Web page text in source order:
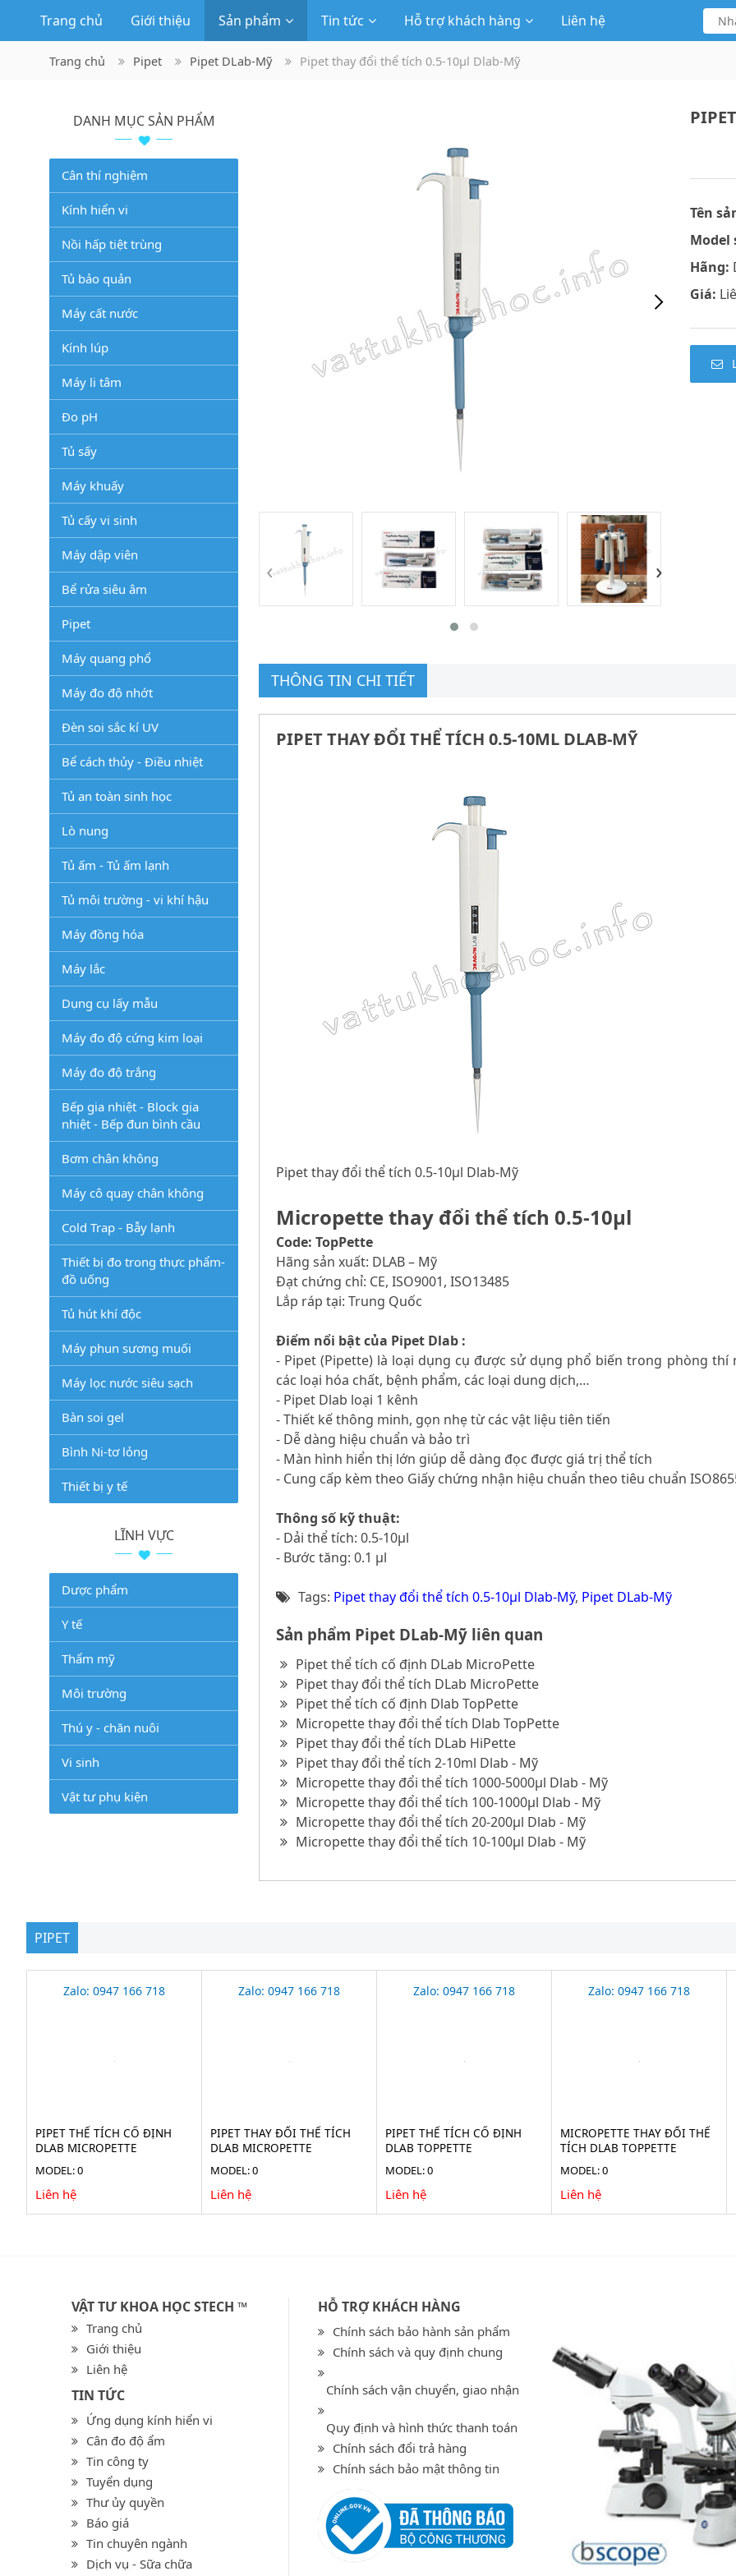
Trang chủ Giới thiệu Sản phẩm Tin tức Hỗ trợ khách hàng Liên hệ
Trang chủ Pipet Pipet DLab-Mỹ Pipet thay đổi thể tích 0.5-10μl Dlab-Mỹ
‹ ›
Tên
Model
Hãng:
Giá:
THÔNG TIN CHI TIẾT
PIPET THAY ĐỔI THỂ TÍCH 0.5-10ΜL DLAB-MỸ
Pipet thay đổi thể tích 0.5-10μl Dlab-Mỹ
Micropette thay đổi thể tích 0.5-10μl
Code: TopPette
Hãng sản xuất: DLAB – Mỹ
Đạt chứng chỉ: CE, ISO9001, ISO13485
Lắp ráp tại: Trung Quốc
Điểm nổi bật của Pipet Dlab :
- Pipet (Pipette) là loại dụng cụ được sử dụng phổ biến trong phòng
các loại hóa chất, bệnh phẩm, các loại dung dịch,…
- Pipet Dlab loại 1 kênh
- Thiết kế thông minh, gọn nhẹ từ các vật liệu tiên tiến
- Dễ dàng hiệu chuẩn và bảo trì
- Màn hình hiển thị lớn giúp dễ dàng đọc được giá trị thể tích
- Cung cấp kèm theo Giấy chứng nhận hiệu chuẩn theo tiêu chuẩn
Thông số kỹ thuật:
- Dải thể tích: 0.5-10μl
- Bước tăng: 0.1 µl
Tags: Pipet thay đổi thể tích 0.5-10μl Dlab-Mỹ, Pipet DLab-Mỹ
Sản phẩm Pipet DLab-Mỹ liên quan
Pipet thể tích cố định DLab MicroPette
Pipet thay đổi thể tích DLab MicroPette
Pipet thể tích cố định Dlab TopPette
Micropette thay đổi thể tích Dlab TopPette
Pipet thay đổi thể tích DLab HiPette
Pipet thay đổi thể tích 2-10ml Dlab - Mỹ
Micropette thay đổi thể tích 1000-5000μl Dlab - Mỹ
Micropette thay đổi thể tích 100-1000μl Dlab - Mỹ
Micropette thay đổi thể tích 20-200μl Dlab - Mỹ
Micropette thay đổi thể tích 10-100μl Dlab - Mỹ
DANH MỤC SẢN PHẨM
Cân thí nghiệm
Kính hiển vi
Nồi hấp tiệt trùng
Tủ bảo quản
Máy cất nước
Kính lúp
Máy li tâm
Đo pH
Tủ sấy
Máy khuấy
Tủ cấy vi sinh
Máy dập viên
Bể rửa siêu âm
Pipet
Máy quang phổ
Máy đo độ nhớt
Đèn soi sắc kí UV
Bể cách thủy - Điều nhiệt
Tủ an toàn sinh học
Lò nung
Tủ ấm - Tủ ấm lạnh
Tủ môi trường - vi khí hậu
Máy đồng hóa
Máy lắc
Dụng cụ lấy mẫu
Máy đo độ cứng kim loại
Máy đo độ trắng
Bếp gia nhiệt - Block gia
nhiệt - Bếp đun bình cầu
Bơm chân không
Máy cô quay chân không
Cold Trap - Bẫy lạnh
Thiết bị đo trong thực phẩm-
đồ uống
Tủ hút khí độc
Máy phun sương muối
Máy lọc nước siêu sạch
Bàn soi gel
Bình Ni-tơ lỏng
Thiết bị y tế
LĨNH VỰC
Dược phẩm
Y tế
Thẩm mỹ
Môi trường
Thú y - chăn nuôi
Vi sinh
Vật tư phụ kiện
PIPET
Zalo: 0947 166 718
PIPET THỂ TÍCH CỐ ĐỊNH
DLAB MICROPETTE
MODEL: 0
Liên hệ
Zalo: 0947 166 718
PIPET THAY ĐỔI THỂ TÍCH
DLAB MICROPETTE
MODEL: 0
Liên hệ
Zalo: 0947 166 718
PIPET THỂ TÍCH CỐ ĐỊNH
DLAB TOPPETTE
MODEL: 0
Liên hệ
Zalo: 0947 166 718
MICROPETTE THAY ĐỔI THỂ
TÍCH DLAB TOPPETTE
MODEL: 0
Liên hệ
VẬT TƯ KHOA HỌC STECH ™
Trang chủ
Giới thiệu
Liên hệ
TIN TỨC
Ứng dụng kính hiển vi
Cân đo độ ẩm
Tin công ty
Tuyển dụng
Thư ủy quyền
Báo giá
Tin chuyên ngành
Dịch vụ - Sữa chữa
HỖ TRỢ KHÁCH HÀNG
Chính sách bảo hành sản phẩm
Chính sách và quy định chung
Chính sách vận chuyển, giao nhận
Quy định và hình thức thanh toán
Chính sách đổi trả hàng
Chính sách bảo mật thông tin